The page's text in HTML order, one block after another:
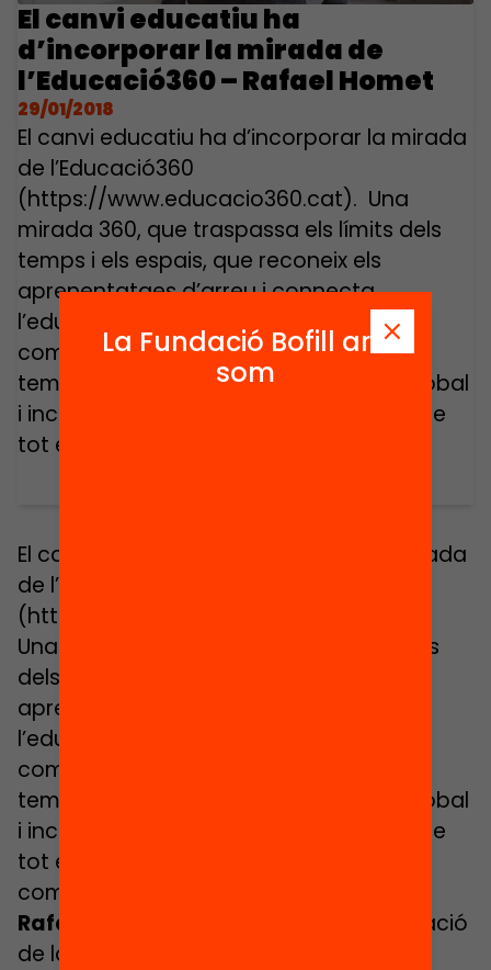
El canvi educatiu ha
d’incorporar la mirada de
l’Educació360 – Rafael Homet
29/01/2018
El canvi educatiu ha d’incorporar la mirada
de l’Educació360
(https://www.educacio360.cat). Una
mirada 360, que traspassa els límits dels
temps i els espais, que reconeix els
aprenentatges d’arreu i connecta
l’educació, l’escola, les famílies i la
comunitat. “Educació360. Educació a
temps complet”, aporta una mirada global
i inclusiva, que demana la complicitat de
tot el […]
El canvi educatiu ha d’incorporar la mirada
de l’Educació360
(https://www.educacio360.cat).
Una mirada 360, que traspassa els límits
dels temps i els espais, que reconeix els
aprenentatges d’arreu i connecta
l’educació, l’escola, les famílies i la
comunitat. “Educació360. Educació a
temps complet”, aporta una mirada global
i inclusiva, que demana la complicitat de
tot el municipi i de tots els actors de la
comunitat educativa.
Rafael Homet,
Diputat delegat d’Educació
de la Diputació de Barcelona
La Fundació Bofill ara
som